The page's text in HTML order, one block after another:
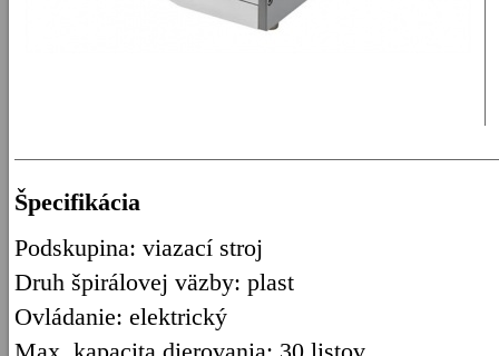
Špecifikácia
Podskupina: viazací stroj
Druh špirálovej väzby: plast
Ovládanie: elektrický